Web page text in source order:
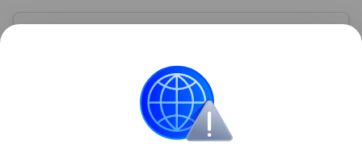
В статье подробно расскажем о том, что такое
акции и как на них можно заработать.